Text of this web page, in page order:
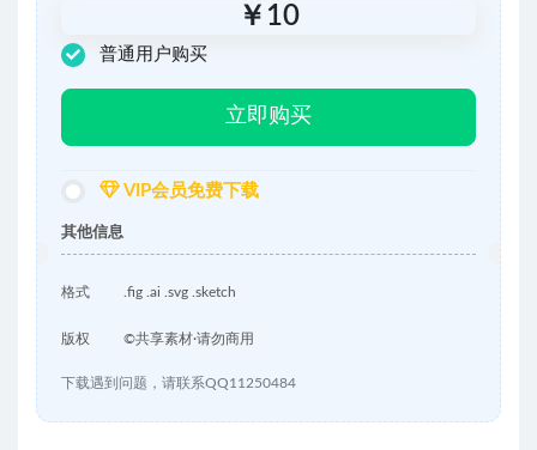
￥ 10
普通用户购买
立即购买
VIP会员免费下载
其他信息
格式 .fig .ai .svg .sketch
版权 ©共享素材·请勿商用
下载遇到问题，请联系QQ11250484